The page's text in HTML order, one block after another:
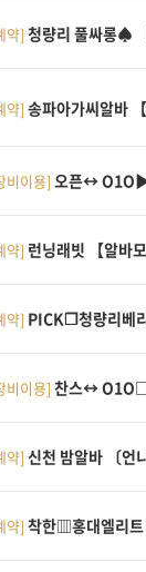
약] 청량리 풀싸롱♠
약] 송파아가씨알바
비이용] 오픈↔
약] 런닝래빗 【알바
약] PICK❒청량리베
비이용] 찬스↔ O1O□
약] 신천 밤알바 〔
약] 착한▥홍대엘리